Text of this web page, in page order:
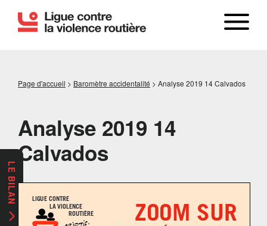
Page d'accueil > Baromètre accidentalité > Analyse 2019 14 Calvados
Analyse 2019 14
Calvados
LE BILAN